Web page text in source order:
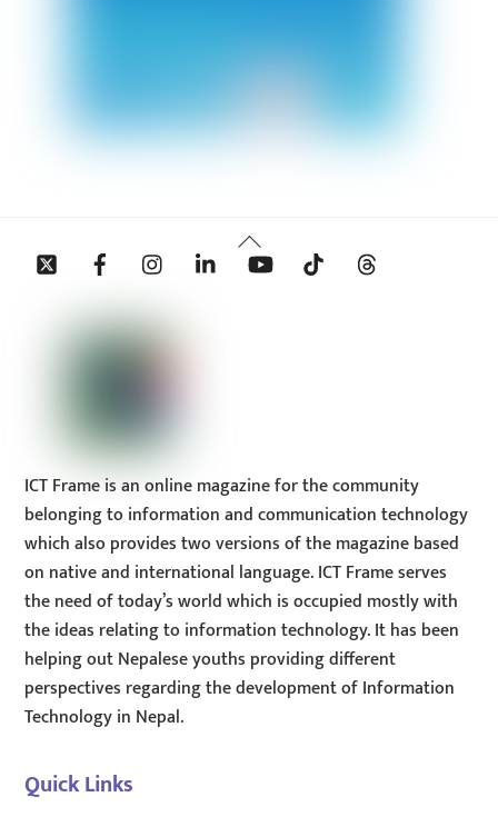
Back
To
Twitter Facebook InstagramLinkedin YouTube Tiktok
ICT Frame is an online magazine for the community
belonging to information and communication technology
which also provides two versions of the magazine based
on native and international language. ICT Frame serves
the need of today’s world which is occupied mostly with
the ideas relating to information technology. It has been
helping out Nepalese youths providing different
perspectives regarding the development of Information
Technology in Nepal.
Quick Links